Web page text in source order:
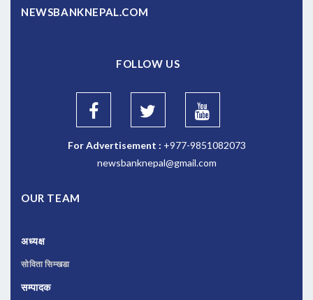
NEWSBANKNEPAL.COM
FOLLOW US
For Advertisement : +977-9851082073
newsbanknepal@gmail.com
OUR TEAM
अध्यक्ष
सोविता सिम्खडा
सम्पादक